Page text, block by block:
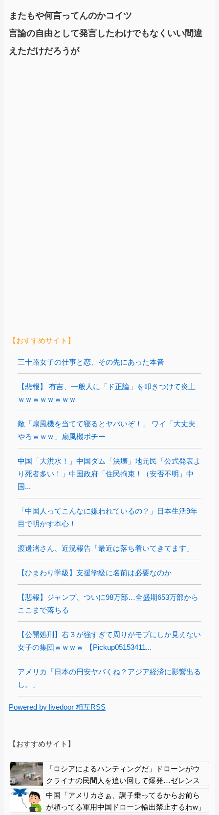
またもや何言ってんのかコイツ
言論の自由として発言したわけでもなくいい間違
えただけだろうが
【おすすめサイト】
三十路女子の仕事と恋、その先にあった本音
【悲報】 有吉、一般人に「ド正論」を叩きつけて炎上
ｗｗｗｗｗｗｗｗ
敵「扇風機を当てて寝るとヤバいぞ！」 ワイ「大丈夫
やろｗｗｗ」扇風機ポチー
中国「大洪水！」中国ダム「決壊」地元民「公式発表よ
り死者多い！」中国政府「住民拘束！（安否不明」中
国...
「中国人ってこんなに嫌われているの？」日本生活9年
目で明かす本心！
渡邊渚さん、近況報告「最近は落ち着いてきてます」
【ひまわり学級】支援学級に名前は必要なのか
【悲報】ジャンプ、ついに98万部…全盛期653万部から
ここまで落ちる
【公開処刑】右３が強すぎて周りがモブにしか見えない
女子の集団ｗｗｗｗ 【Pickup05153411...
アメリカ「日本の円安ヤバくね？アジア経済に影響出る
し。」
Powered by livedoor 相互RSS
【おすすめサイト】
「ロシアによるハンティングだ」ドローンがウ
クライナの民間人を追い回して爆発…ゼレンス
キー氏が非難！
中国「アメリカさぁ、調子乗ってるからお前ら
が頼ってる軍用中国ドローン輸出禁止するわw」